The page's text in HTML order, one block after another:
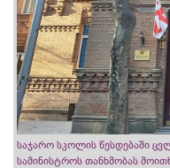
საჯარო სკოლის წესდებაში
სამინისტროს თანხმობას